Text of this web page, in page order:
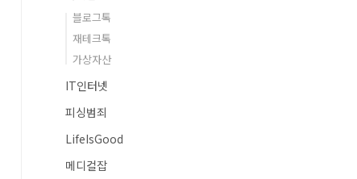
블로그톡
재테크톡
가상자산
IT인터넷
피싱범죄
LifeIsGood
메디컬잡